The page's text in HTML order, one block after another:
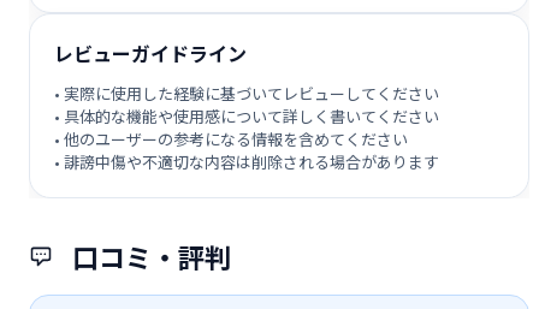
口コミ・評判
レビューガイドライン
• 実際に使用した経験に基づいてレビューしてください
• 具体的な機能や使用感について詳しく書いてください
• 他のユーザーの参考になる情報を含めてください
• 誹謗中傷や不適切な内容は削除される場合があります